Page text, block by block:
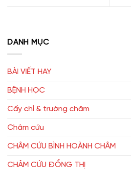
DANH MỤC
BÀI VIẾT HAY
BỆNH HỌC
Cấy chỉ & trường châm
Châm cứu
CHÂM CỨU BÌNH HOÀNH CHÂM
CHÂM CỨU ĐỔNG THỊ